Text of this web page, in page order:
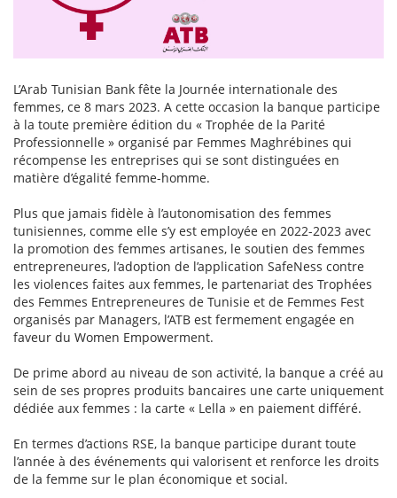
L’Arab Tunisian Bank fête la Journée internationale des
femmes, ce 8 mars 2023. A cette occasion la banque participe
à la toute première édition du « Trophée de la Parité
Professionnelle » organisé par Femmes Maghrébines qui
récompense les entreprises qui se sont distinguées en
matière d’égalité femme-homme.
Plus que jamais fidèle à l’autonomisation des femmes
tunisiennes, comme elle s’y est employée en 2022-2023 avec
la promotion des femmes artisanes, le soutien des femmes
entrepreneures, l’adoption de l’application SafeNess contre
les violences faites aux femmes, le partenariat des Trophées
des Femmes Entrepreneures de Tunisie et de Femmes Fest
organisés par Managers, l’ATB est fermement engagée en
faveur du Women Empowerment.
De prime abord au niveau de son activité, la banque a créé au
sein de ses propres produits bancaires une carte uniquement
dédiée aux femmes : la carte « Lella » en paiement différé.
En termes d’actions RSE, la banque participe durant toute
l’année à des événements qui valorisent et renforce les droits
de la femme sur le plan économique et social.